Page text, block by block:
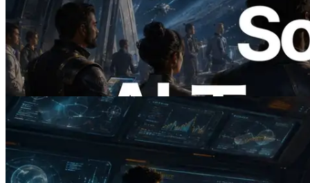
ERPC、x402 決済対応の Solana RPC を
公開 — AI エージェントが必要な API
にその場で支払う時代の幕開け
この記事を読む